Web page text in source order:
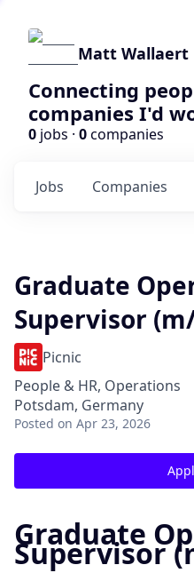
Matt Wallaert
Connecting
companies I'd
0 jobs · 0companies
Jobs Companies
Graduate
Supervisor
Picnic
People & HR, Operations
Potsdam, Germany
Posted on Apr 23, 2026
Graduate
Supervisor